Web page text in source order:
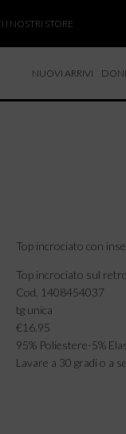
STORE
NUOVI ARRIVI
ARRIVI
Top incrociato con
Top incrociato sul
Cod. 1408454037
tg unica
€16.95
95% Poliestere-5%
Lavare a 30 gradi o a